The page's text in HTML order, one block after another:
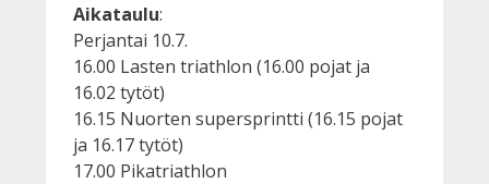
Aikataulu:
Perjantai 10.7.
16.00 Lasten triathlon (16.00 pojat ja
16.02 tytöt)
16.15 Nuorten supersprintti (16.15 pojat
ja 16.17 tytöt)
17.00 Pikatriathlon